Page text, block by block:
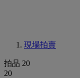
現場拍賣
拍品 20
20